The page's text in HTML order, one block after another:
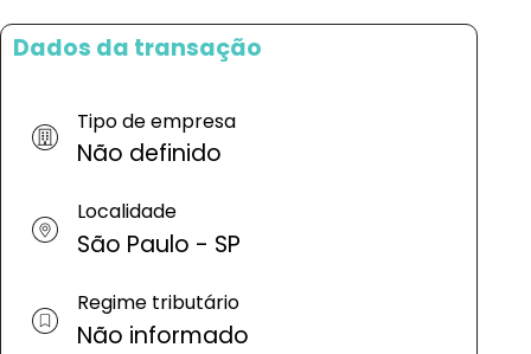
Dados da transação
Tipo de empresa
Não definido
Localidade
São Paulo - SP
Regime tributário
Não informado